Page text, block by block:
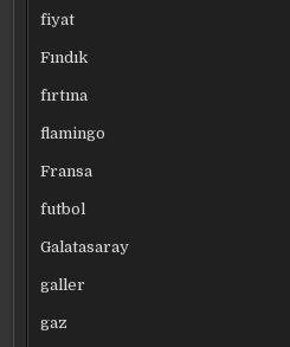
fiyat
Fındık
fırtına
flamingo
Fransa
futbol
Galatasaray
galler
gaz